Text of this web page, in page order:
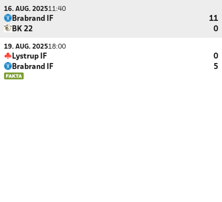
16. AUG. 202511:40
Brabrand IF
11
BK 22
0
19. AUG. 202518:00
Lystrup IF
0
Brabrand IF
5